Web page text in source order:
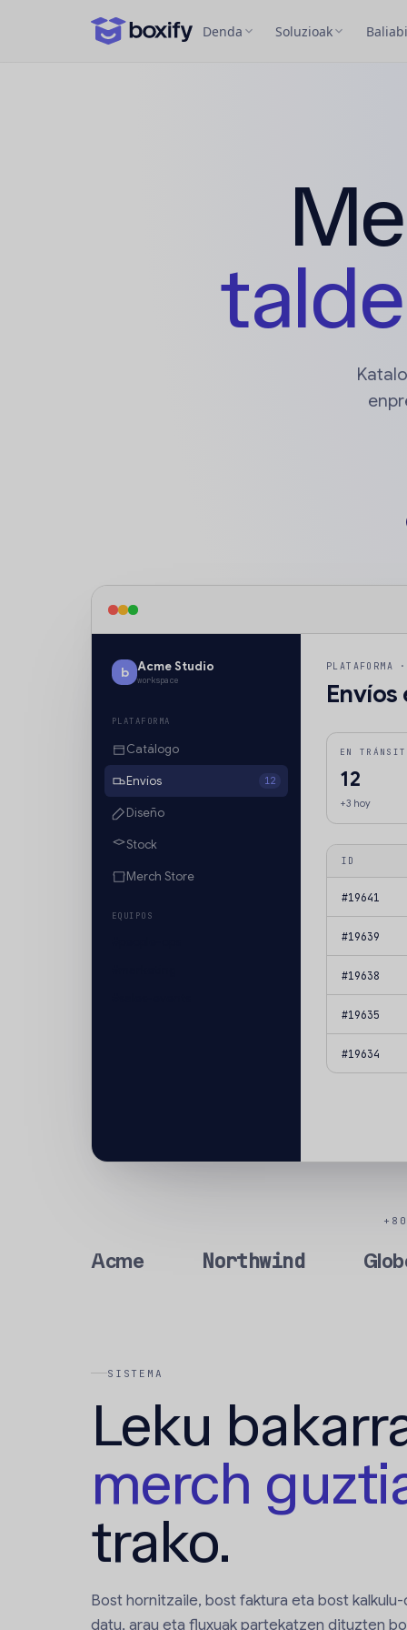
Denda Soluzioak
b Acme Studio
workspace
PLATAFORMA
Catálogo
Envíos 12
Diseño
Stock
Merch Store
EQUIPOS
PLATAFORMA
Envíos
EN
12
+3 hoy
ID
#19641
#19639
#19638
#19635
#19634
Acme Northwind
SISTEMA
Leku
merch
trako.
Bost hornitzaile, bost faktura eta bost
datu, arau eta fluxuak partekatzen dituzten